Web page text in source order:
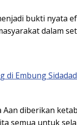
bukti nyata
dalam
di Embung
Aan diberikan
semua untuk